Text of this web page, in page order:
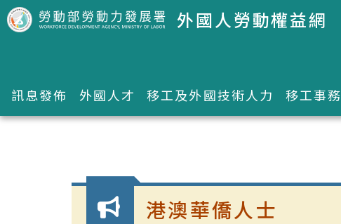
跳到主要內容區塊 外國人勞動權益網
訊息發佈 外國人才 移工及外國技術人力 移工事務
港澳華僑人士